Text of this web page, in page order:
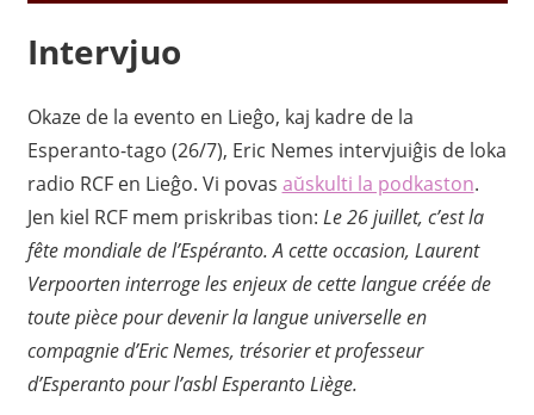
Intervjuo
Okaze de la evento en Lieĝo, kaj kadre de la
Esperanto-tago (26/7), Eric Nemes intervjuiĝis de loka
radio RCF en Lieĝo. Vi povas aŭskulti la podkaston.
Jen kiel RCF mem priskribas tion: Le 26 juillet, c’est la
fête mondiale de l’Espéranto. A cette occasion, Laurent
Verpoorten interroge les enjeux de cette langue créée de
toute pièce pour devenir la langue universelle en
compagnie d’Eric Nemes, trésorier et professeur
d’Esperanto pour l’asbl Esperanto Liège.